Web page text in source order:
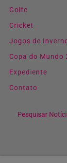
Golfe
Cricket
Jogos de
Copa do Mundo
Expediente
Contato
Pesquisar